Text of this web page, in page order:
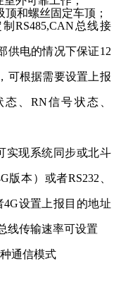
和螺丝固定车顶；
制RS485,CAN总线接
供电的情况下保证12
可根据需要设置上报
态、RN信号状态、
实现系统同步或北斗
版本）或者RS232、
4G设置上报目的地址
线传输速率可设置
通信模式